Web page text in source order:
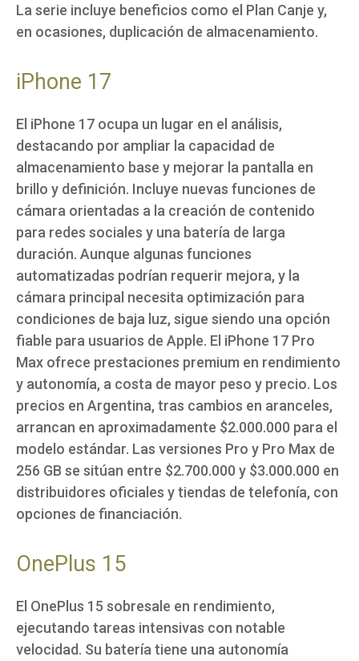
La serie incluye beneficios como el Plan Canje y,
en ocasiones, duplicación de almacenamiento.
iPhone 17
El iPhone 17 ocupa un lugar en el análisis,
destacando por ampliar la capacidad de
almacenamiento base y mejorar la pantalla en
brillo y definición. Incluye nuevas funciones de
cámara orientadas a la creación de contenido
para redes sociales y una batería de larga
duración. Aunque algunas funciones
automatizadas podrían requerir mejora, y la
cámara principal necesita optimización para
condiciones de baja luz, sigue siendo una opción
fiable para usuarios de Apple. El iPhone 17 Pro
Max ofrece prestaciones premium en rendimiento
y autonomía, a costa de mayor peso y precio. Los
precios en Argentina, tras cambios en aranceles,
arrancan en aproximadamente $2.000.000 para el
modelo estándar. Las versiones Pro y Pro Max de
256 GB se sitúan entre $2.700.000 y $3.000.000 en
distribuidores oficiales y tiendas de telefonía, con
opciones de financiación.
OnePlus 15
El OnePlus 15 sobresale en rendimiento,
ejecutando tareas intensivas con notable
velocidad. Su batería tiene una autonomía